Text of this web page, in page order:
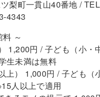
梨町一貫山40番地 /
4343
料 ～
1,200円 / 子ども（小・
生未満は無料
上） 1,000円 / 子ども（
人以上で適用